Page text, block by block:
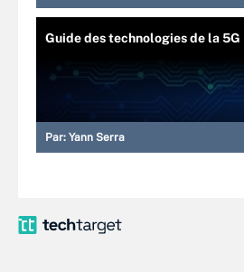
Guide des technologies de la 5G
Par: Yann Serra